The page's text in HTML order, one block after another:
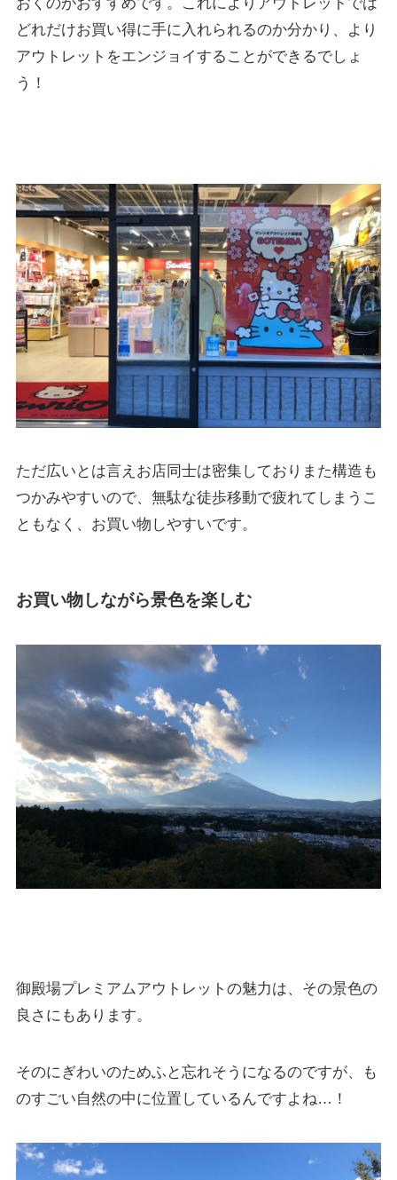
おくのがおすすめです。これによりアウトレットでは
どれだけお買い得に手に入れられるのか分かり、より
アウトレットをエンジョイすることができるでしょ
う！
ただ広いとは言えお店同士は密集しておりまた構造も
つかみやすいので、無駄な徒歩移動で疲れてしまうこ
ともなく、お買い物しやすいです。
お買い物しながら景色を楽しむ
御殿場プレミアムアウトレットの魅力は、その景色の
良さにもあります。
そのにぎわいのためふと忘れそうになるのですが、も
のすごい自然の中に位置しているんですよね…！